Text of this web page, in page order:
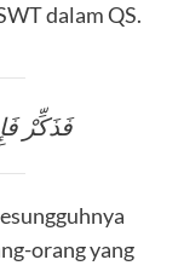
dalam QS.
فَذَكِّرْ
orang yang